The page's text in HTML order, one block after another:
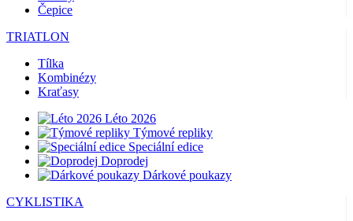
Čepice
TRIATLON
Tílka
Kombinézy
Kraťasy
Léto 2026
Týmové repliky
Speciální edice
Doprodej
Dárkové poukazy
CYKLISTIKA